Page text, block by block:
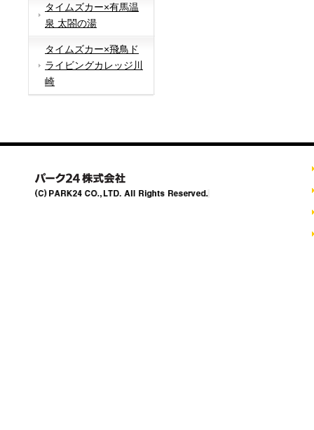
タイムズカー×有馬温
泉 太閤の湯
タイムズカー×飛鳥ド
ライビングカレッジ川
崎